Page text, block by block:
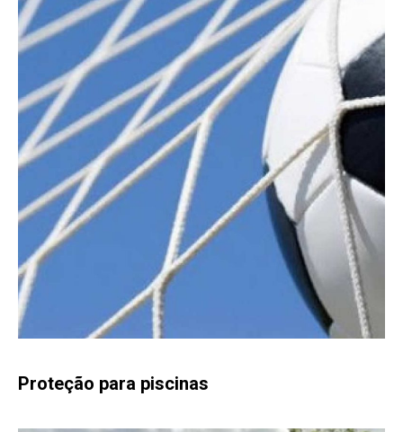
Proteção para piscinas